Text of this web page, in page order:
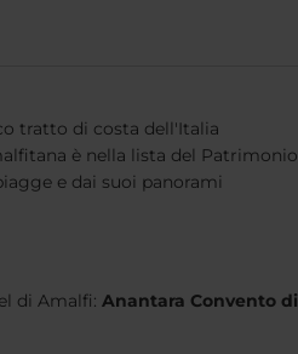
tratto di costa dell'Italia
è nella lista del Patrimonio
e dai suoi panorami
di Amalfi: Anantara Convento di